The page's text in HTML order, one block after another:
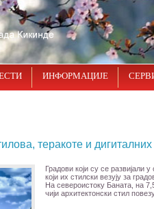
ИНФОРМАЦИЈЕ
теракоте и
Градови који су се развијали
који их стилски везују за
На североистоку Баната, на
чији архитектонски стил